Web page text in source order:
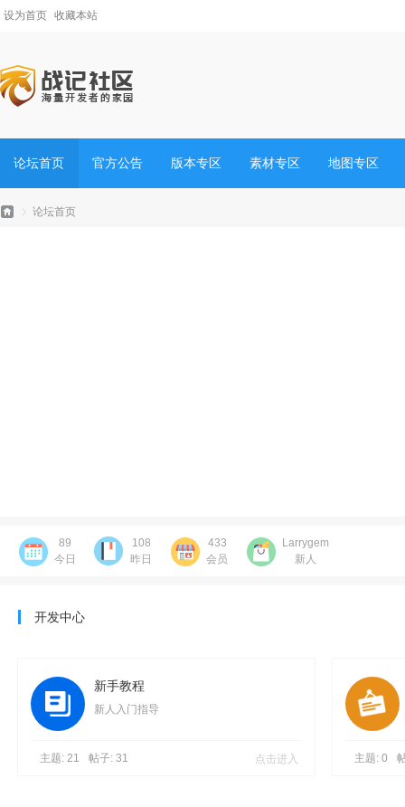
设为首页 收藏本站
论坛首页 官方公告 版本专区 素材专区 地图专区
论坛首页
89
今日
108
昨日
433
会员
Larrygem
新人
开发中心
新手教程
新人入门指导
主题: 21 帖子: 31 点击进入 主题: 0